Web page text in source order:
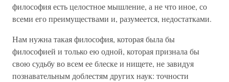
философия есть целостное мышление, а не что иное, со
всеми его преимуществами и, разумеется, недостатками.
Нам нужна такая философия, которая была бы
философией и только ею одной, которая признала бы
свою судьбу во всем ее блеске и нищете, не завидуя
познавательным доблестям других наук: точности